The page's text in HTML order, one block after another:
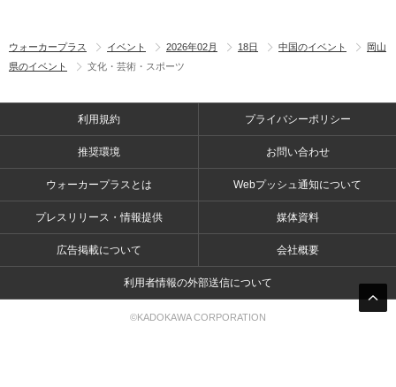
ウォーカープラス イベント 2026年02月 18日 中国のイベント
岡山
県のイベント
文化・芸術・スポーツ
利用規約 プライバシーポリシー
推奨環境 お問い合わせ
ウォーカープラスとは Webプッシュ通知について
プレスリリース・情報提供 媒体資料
広告掲載について 会社概要
利用者情報の外部送信について
©KADOKAWA CORPORATION